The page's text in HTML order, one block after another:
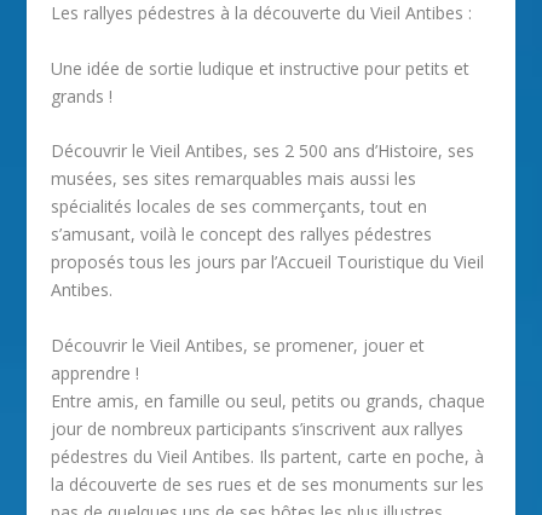
Les rallyes pédestres à la découverte du Vieil Antibes :
Une idée de sortie ludique et instructive pour petits et
grands !
Découvrir le Vieil Antibes, ses 2 500 ans d’Histoire, ses
musées, ses sites remarquables mais aussi les
spécialités locales de ses commerçants, tout en
s’amusant, voilà le concept des rallyes pédestres
proposés tous les jours par l’Accueil Touristique du Vieil
Antibes.
Découvrir le Vieil Antibes, se promener, jouer et
apprendre !
Entre amis, en famille ou seul, petits ou grands, chaque
jour de nombreux participants s’inscrivent aux rallyes
pédestres du Vieil Antibes. Ils partent, carte en poche, à
la découverte de ses rues et de ses monuments sur les